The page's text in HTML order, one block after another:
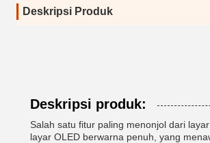
Deskripsi Produk
Deskripsi produk:
Salah satu fitur paling menonjol dari
layar OLED berwarna penuh, yang